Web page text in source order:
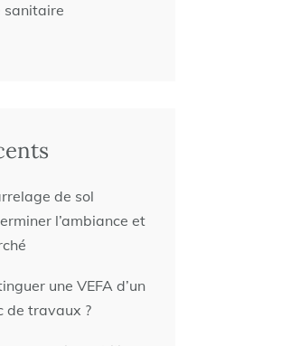
sanitaire
de sol
l’ambiance et
une VEFA d’un
de travaux ?